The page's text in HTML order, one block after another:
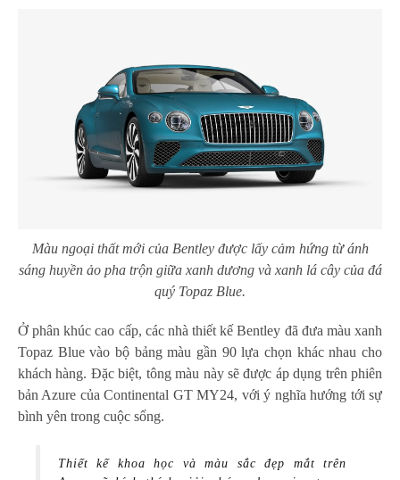
Màu ngoại thất mới của Bentley được lấy cảm hứng từ ánh
sáng huyền ảo pha trộn giữa xanh dương và xanh lá cây của đá
quý Topaz Blue.
Ở phân khúc cao cấp, các nhà thiết kế Bentley đã đưa màu xanh
Topaz Blue vào bộ bảng màu gần 90 lựa chọn khác nhau cho
khách hàng. Đặc biệt, tông màu này sẽ được áp dụng trên phiên
bản Azure của Continental GT MY24, với ý nghĩa hướng tới sự
bình yên trong cuộc sống.
Thiết kế khoa học và màu sắc đẹp mắt trên